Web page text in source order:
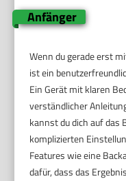
Anfänger
Wenn du gerade erst
ist ein
Ein Gerät mit klaren
verständlicher
kannst du dich auf das
komplizierten
Features wie eine
dafür, dass das